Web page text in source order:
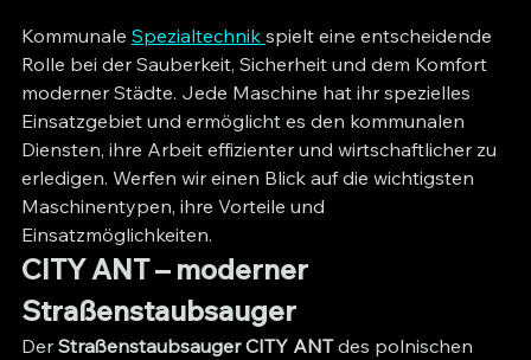
Kommunale Spezialtechnik spielt eine entscheidende
Rolle bei der Sauberkeit, Sicherheit und dem Komfort
moderner Städte. Jede Maschine hat ihr spezielles
Einsatzgebiet und ermöglicht es den kommunalen
Diensten, ihre Arbeit effizienter und wirtschaftlicher zu
erledigen. Werfen wir einen Blick auf die wichtigsten
Maschinentypen, ihre Vorteile und
Einsatzmöglichkeiten.
CITY ANT – moderner
Straßenstaubsauger
Der Straßenstaubsauger CITY ANT des polnischen